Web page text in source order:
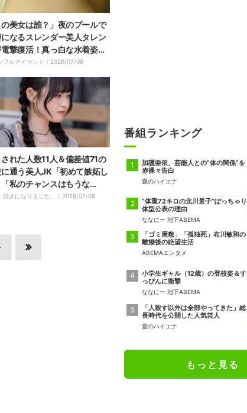
の美女は誰？」夜のプールで
になるスレンダー美人タレン
電撃復活！真っ白な水着姿で
屋敷が大興奮「おかえ
フルアイランド｜ 2026/07/08
れた人数11人＆偏差値71の
通う美人JK「初めて嫉妬し
「私のチャンスはもうな
恋の矢印が急変『今日好
好きになりました。｜ 2026/07/08
番組ランキング
加護亜依、芸能人との“体の関係”を
赤裸々告白
愛のハイエナ
“体重72キロの北川景子”ぽっちゃり
体型公表の理由
ななにー 地下ABEMA
「ゴミ屋敷」「孤独死」布川敏和の
離婚後の絶望生活
ABEMAエンタメ
小学生ギャル（12歳）の登校姿＆す
っぴんに衝撃
ななにー 地下ABEMA
「人殺す以外は全部やってきた」総
長時代を公開した人気芸人
愛のハイエナ
もっと見る